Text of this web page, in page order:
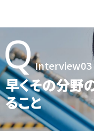
Interview03
早くその分野
ること